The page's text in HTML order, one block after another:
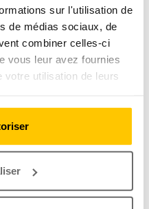
sur l'utilisation de
de médias sociaux, de
combiner celles-ci
vous leur avez fournies
votre utilisation de leurs